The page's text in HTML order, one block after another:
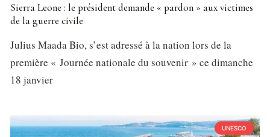
Sierra Leone : le président demande « pardon » aux victimes
de la guerre civile
Julius Maada Bio, s’est adressé à la nation lors de la
première « Journée nationale du souvenir » ce dimanche
18 janvier
UNESCO